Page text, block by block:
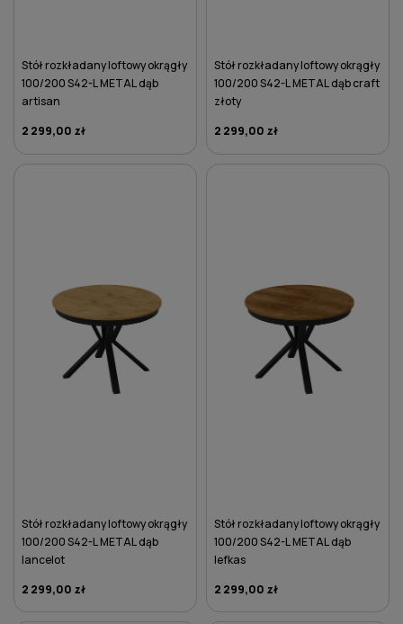
Stół rozkładany loftowy okrągły
100/200 S42-L METAL dąb
artisan
2 299,00 zł
Stół rozkładany loftowy okrągły
100/200 S42-L METAL dąb craft
złoty
2 299,00 zł
Stół rozkładany loftowy okrągły
100/200 S42-L METAL dąb
lancelot
2 299,00 zł
Stół rozkładany loftowy okrągły
100/200 S42-L METAL dąb
lefkas
2 299,00 zł